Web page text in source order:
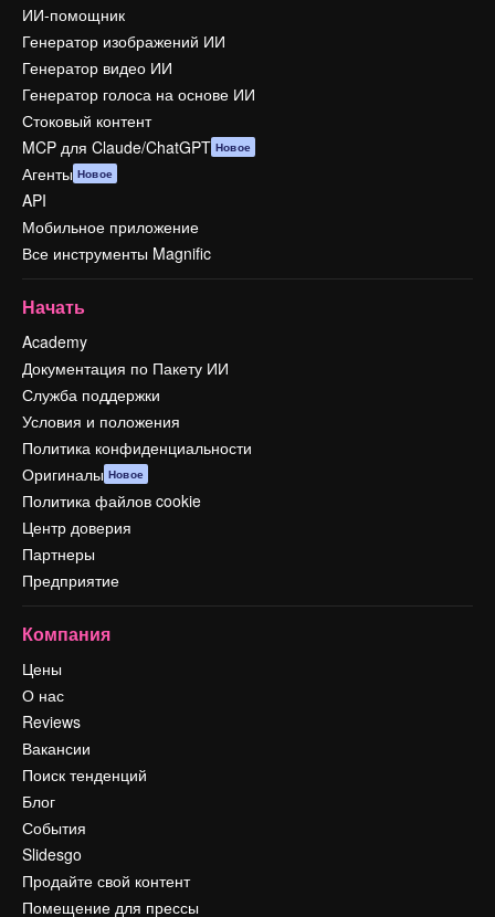
ИИ-помощник
Генератор изображений ИИ
Генератор видео ИИ
Генератор голоса на основе ИИ
Стоковый контент
MCP для Claude/ChatGPT Новое
Агенты Новое
API
Мобильное приложение
Все инструменты Magnific
Начать
Academy
Документация по Пакету ИИ
Служба поддержки
Условия и положения
Политика конфиденциальности
Оригиналы Новое
Политика файлов cookie
Центр доверия
Партнеры
Предприятие
Компания
Цены
О нас
Reviews
Вакансии
Поиск тенденций
Блог
События
Slidesgo
Продайте свой контент
Помещение для прессы